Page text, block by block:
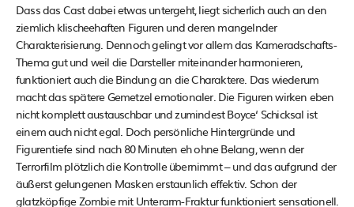
Dass das Cast dabei etwas untergeht, liegt sicherlich auch an den
ziemlich klischeehaften Figuren und deren mangelnder
Charakterisierung. Dennoch gelingt vor allem das Kameradschafts-
Thema gut und weil die Darsteller miteinander harmonieren,
funktioniert auch die Bindung an die Charaktere. Das wiederum
macht das spätere Gemetzel emotionaler. Die Figuren wirken eben
nicht komplett austauschbar und zumindest Boyce‘ Schicksal ist
einem auch nicht egal. Doch persönliche Hintergründe und
Figurentiefe sind nach 80 Minuten eh ohne Belang, wenn der
Terrorfilm plötzlich die Kontrolle übernimmt – und das aufgrund der
äußerst gelungenen Masken erstaunlich effektiv. Schon der
glatzköpfige Zombie mit Unterarm-Fraktur funktioniert sensationell.